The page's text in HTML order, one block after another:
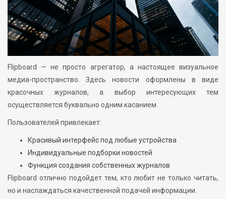
Flipboard — не просто агрегатор, а настоящее визуальное
медиа-пространство. Здесь новости оформлены в виде
красочных журналов, а выбор интересующих тем
осуществляется буквально одним касанием.
Пользователей привлекает:
Красивый интерфейс под любые устройства
Индивидуальные подборки новостей
Функция создания собственных журналов
Flipboard отлично подойдет тем, кто любит не только читать,
но и наслаждаться качественной подачей информации.